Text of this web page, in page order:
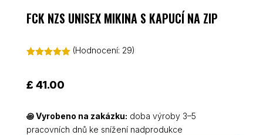
FCK NZS UNISEX MIKINA S KAPUCÍ NA ZIP
základě
hodnocení
(Hodnocení: 29)
£ 41.00
꩜Vyrobeno na zakázku: doba výroby 3–5
pracovních dnů ke snížení nadprodukce